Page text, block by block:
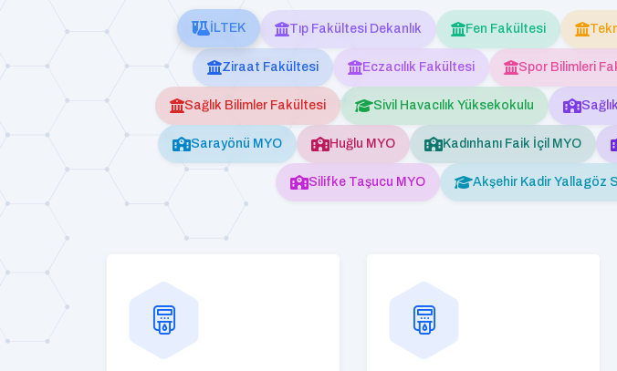
İLTEK Tıp Fakültesi Dekanlık Fen Fakültesi
Ziraat Fakültesi Eczacılık Fakültesi Spor Bilimleri
Sağlık Bilimler Fakültesi Sivil Havacılık Yüksekokulu
Sarayönü MYO Huğlu MYO Kadınhanı Faik İçil MYO
Silifke Taşucu MYO Akşehir Kadir Yallagöz